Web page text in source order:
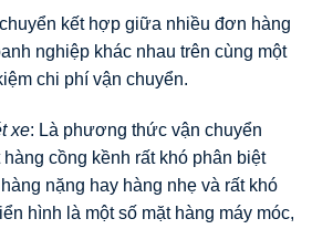
kết hợp giữa nhiều đơn hàng
nghiệp khác nhau trên cùng một
chi phí vận chuyển.
xe: Là phương thức vận chuyển
cồng kềnh rất khó phân biệt
nặng hay hàng nhẹ và rất khó
hình là một số mặt hàng máy móc,